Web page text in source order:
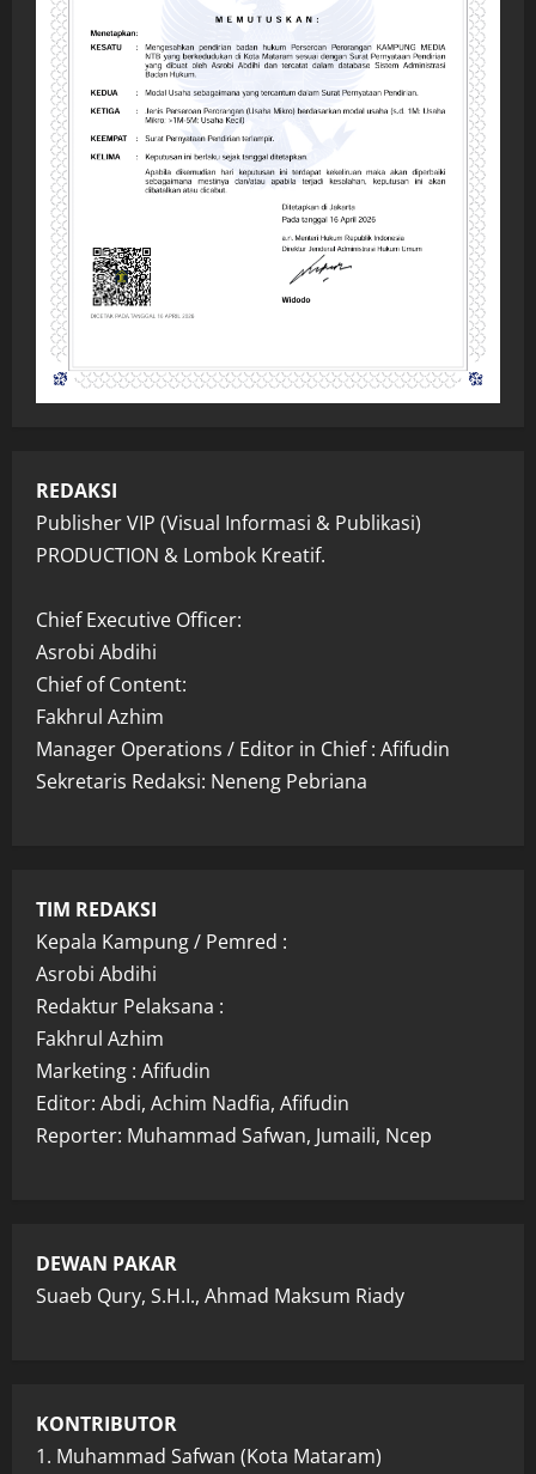
REDAKSI
Publisher VIP (Visual Informasi & Publikasi)
PRODUCTION & Lombok Kreatif.
Chief Executive Officer:
Asrobi Abdihi
Chief of Content:
Fakhrul Azhim
Manager Operations / Editor in Chief : Afifudin
Sekretaris Redaksi: Neneng Pebriana
TIM REDAKSI
Kepala Kampung / Pemred :
Asrobi Abdihi
Redaktur Pelaksana :
Fakhrul Azhim
Marketing : Afifudin
Editor: Abdi, Achim Nadfia, Afifudin
Reporter: Muhammad Safwan, Jumaili, Ncep
DEWAN PAKAR
Suaeb Qury, S.H.I., Ahmad Maksum Riady
KONTRIBUTOR
1. Muhammad Safwan (Kota Mataram)